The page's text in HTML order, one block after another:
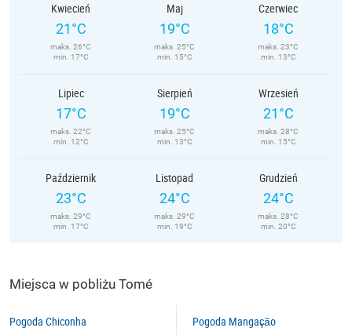
Kwiecień
21°C
maks. 26°C
min. 17°C
Maj
19°C
maks. 25°C
min. 15°C
Czerwiec
18°C
maks. 23°C
min. 13°C
Lipiec
17°C
maks. 22°C
min. 12°C
Sierpień
19°C
maks. 25°C
min. 13°C
Wrzesień
21°C
maks. 28°C
min. 15°C
Październik
23°C
maks. 29°C
min. 17°C
Listopad
24°C
maks. 29°C
min. 19°C
Grudzień
24°C
maks. 28°C
min. 20°C
Miejsca w pobliżu Tomé
Pogoda Chiconha Pogoda Mangação